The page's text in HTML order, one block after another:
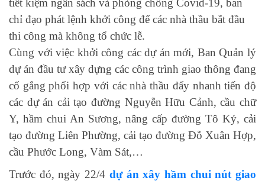
tiết kiệm ngân sách và phòng chống Covid-19, ban
chỉ đạo phát lệnh khởi công để các nhà thầu bắt đầu
thi công mà không tổ chức lễ.
Cùng với việc khởi công các dự án mới, Ban Quản lý
dự án đầu tư xây dựng các công trình giao thông đang
cố gắng phối hợp với các nhà thầu đẩy nhanh tiến độ
các dự án cải tạo đường Nguyễn Hữu Cảnh, cầu chữ
Y, hầm chui An Sương, nâng cấp đường Tô Ký, cải
tạo đường Liên Phường, cải tạo đường Đỗ Xuân Hợp,
cầu Phước Long, Vàm Sát,…
Trước đó, ngày 22/4 dự án xây hầm chui nút giao